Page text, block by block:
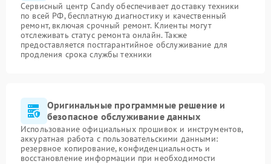
Сервисный центр Candy обеспечивает доставку техники
по всей РФ, бесплатную диагностику и качественный
ремонт, включая срочный ремонт. Клиенты могут
отслеживать статус ремонта онлайн. Также
предоставляется постгарантийное обслуживание для
продления срока службы техники
Оригинальные программные решение и
безопасное обслуживание данных
Использование официальных прошивок и инструментов,
аккуратная работа с пользовательскими данными:
резервное копирование, конфиденциальность и
восстановление информации при необходимости